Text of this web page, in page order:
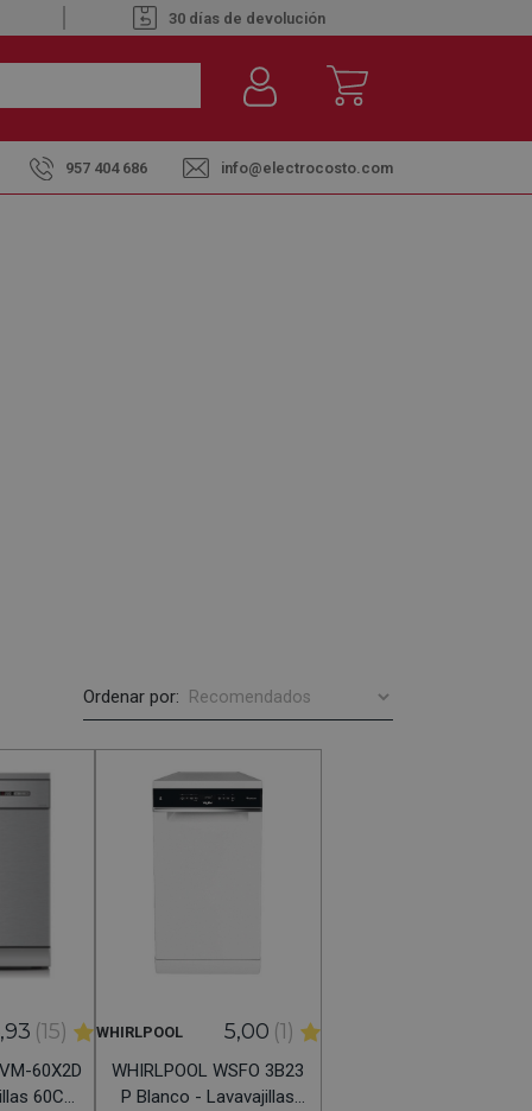
30 días de devolución
957 404 686 info@electrocosto.com
Ordenar por:
(15)
60X2D
60CM
WHIRLPOOL 5,00 (1)
WHIRLPOOL WSFO 3B23
P Blanco - Lavavajillas